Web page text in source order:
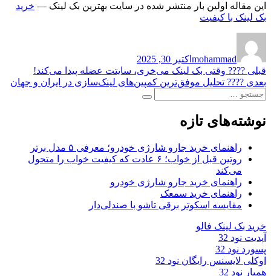
این مقاله اولین بار منتشر شده در سایت بهترین بک لینک — خرید
بک لینک با کیفیت
mohammadدر
اکتبر 30, 2025
راهبری
نوشته
قبلی نوشته
قبلی:
????️ وقتی بک لینک می‌خری، سایتت عضله پیدا می‌کند!
بعدی نوشته
بعدی:
???? تحلیل موفق‌ترین کمپین‌های لینک‌سازی در ایران و جهان
جستجو
جستجو
نوشته‌های تازه
راهنمای خرید جارو شارژی خودرو؛ معرفی ۵ مدل برتر
روتین قبل از خواب؛ ۶ عادت که کیفیت خواب را متحول
می‌کند
راهنمای خرید جارو شارژی خودرو
راهنمای خرید سمعک
مقایسه اسکوتر برقی تاشو با صندلی‌دار
خرید بک لینک فالو
آپدیت نود 32
پسورد نود 32
اوکلی لایسنس رایگان نود 32
همیار نود 32